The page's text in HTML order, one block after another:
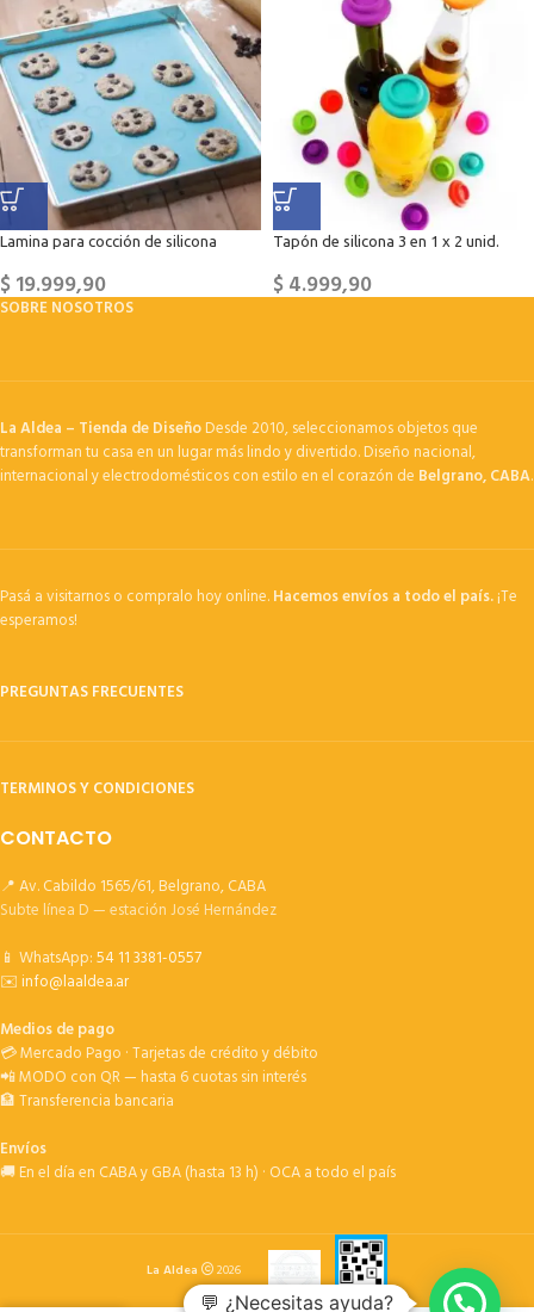
Lamina para cocción de silicona
$19.999,90
Tapón de silicona 3 en 1 x 2 unid.
$4.999,90
SOBRE NOSOTROS
La Aldea – Tienda de DiseñoDesde 2010, seleccionamos objetos que
transforman tu casa en un lugar más lindo y divertido. Diseño nacional,
internacional y electrodomésticos con estilo en el corazón de Belgrano, CABA.
Pasá a visitarnos o compralo hoy online.Hacemos envíos a todo el país.¡Te
esperamos!
PREGUNTAS FRECUENTES
TERMINOS Y CONDICIONES
CONTACTO
📍 Av. Cabildo 1565/61, Belgrano, CABA
Subte línea D — estación José Hernández
📱 WhatsApp:54 11 3381-0557
✉️info@laaldea.ar
Medios de pago
💳 Mercado Pago · Tarjetas de crédito y débito
📲 MODO con QR — hasta 6 cuotas sin interés
🏦 Transferencia bancaria
Envíos
🚚 En el día en CABA y GBA (hasta 13 h) · OCA a todo el país
La Aldea 2026
💬 ¿Necesitas ayuda?